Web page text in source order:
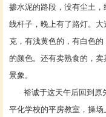
掺水泥的路段，没有尘土
线杆子，晚上有了路灯。
克，有浅黄色的，有白色
的颜色。还有卖熟食的，
景象。
裕诚于这天午后回到原
平化学校的平房教室，操